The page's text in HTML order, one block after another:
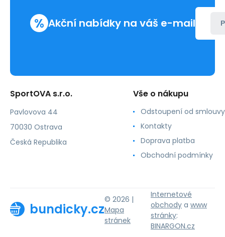
% Akční nabídky na váš e-mail
SportOVA s.r.o.
Pavlovova 44
70030 Ostrava
Česká Republika
Vše o nákupu
Odstoupení od smlouvy
Kontakty
Doprava platba
Obchodní podmínky
bundicky.cz
© 2026 |
Mapa
stránek
Internetové
obchody a www
stránky:
BINARGON.cz